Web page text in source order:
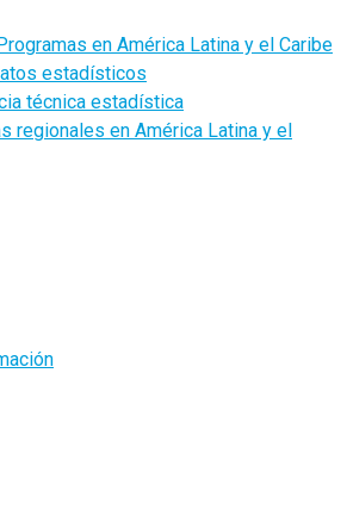
en América Latina y el Caribe
estadísticos
técnica estadística
regionales en América Latina y el